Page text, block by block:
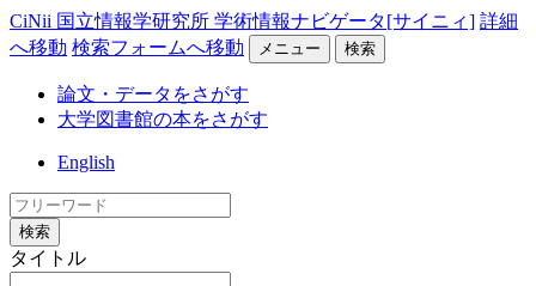
CiNii 国立情報学研究所 学術情報ナビゲータ[サイニィ] 詳細
へ移動 検索フォームへ移動 メニュー 検索
論文・データをさがす
大学図書館の本をさがす
English
検索
タイトル